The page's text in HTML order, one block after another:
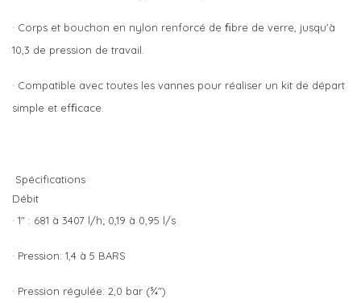
· Corps et bouchon en nylon renforcé de ﬁbre de verre, jusqu'à
10,3 de pression de travail.
· Compatible avec toutes les vannes pour réaliser un kit de départ
simple et efﬁcace.
Spécifications
Débit
· 1" : 681 à 3407 l/h; 0,19 à 0,95 l/s
· Pression: 1,4 à 5 BARS
· Pression régulée: 2,0 bar (¾")